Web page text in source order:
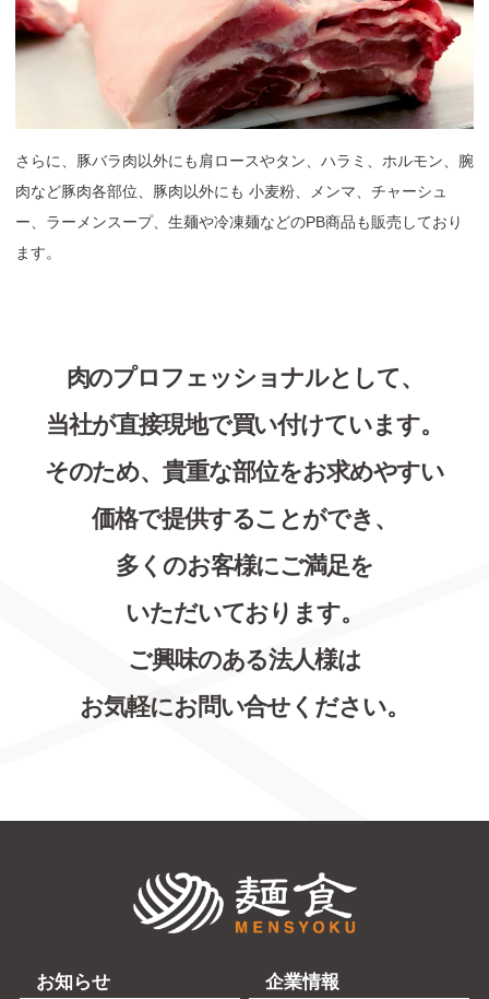
さらに、豚バラ肉以外にも肩ロースやタン、ハラミ、ホルモン、腕
肉など豚肉各部位、豚肉以外にも 小麦粉、メンマ、チャーシュ
ー、ラーメンスープ、生麺や冷凍麺などのPB商品も販売しており
ます。
肉のプロフェッショナルとして、
当社が直接現地で買い付けています。
そのため、貴重な部位をお求めやすい
価格で提供することができ、
多くのお客様にご満足を
いただいております。
ご興味のある法人様は
お気軽にお問い合せください。
株式会社麺食
お知らせ 企業情報